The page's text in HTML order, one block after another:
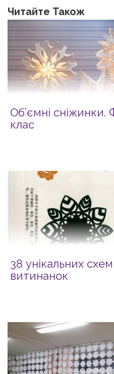
Читайте Також
Об’ємні сніжинки.
клас
38 унікальних
витинанок